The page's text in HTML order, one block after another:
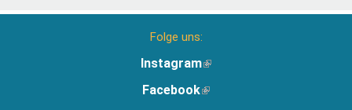
Folge uns:
Instagram(Link
extern)
Facebook(Link